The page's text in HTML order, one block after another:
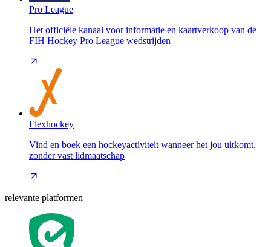
Pro League
Het officiële kanaal voor informatie en kaartverkoop van de
FIH Hockey Pro League wedstrijden
Flexhockey
Vind en boek een hockeyactiviteit wanneer het jou uitkomt,
zonder vast lidmaatschap
relevante platformen